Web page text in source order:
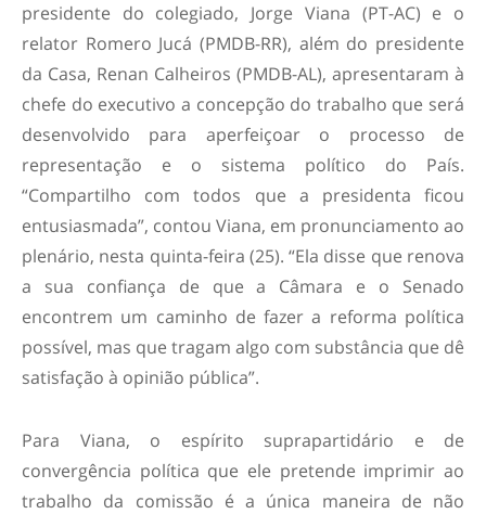
presidente do colegiado, Jorge Viana (PT-AC) e o
relator Romero Jucá (PMDB-RR), além do presidente
da Casa, Renan Calheiros (PMDB-AL), apresentaram à
chefe do executivo a concepção do trabalho que será
desenvolvido para aperfeiçoar o processo de
representação e o sistema político do País.
“Compartilho com todos que a presidenta ficou
entusiasmada”, contou Viana, em pronunciamento ao
plenário, nesta quinta-feira (25). “Ela disse que renova
a sua confiança de que a Câmara e o Senado
encontrem um caminho de fazer a reforma política
possível, mas que tragam algo com substância que dê
satisfação à opinião pública”.
Para Viana, o espírito suprapartidário e de
convergência política que ele pretende imprimir ao
trabalho da comissão é a única maneira de não